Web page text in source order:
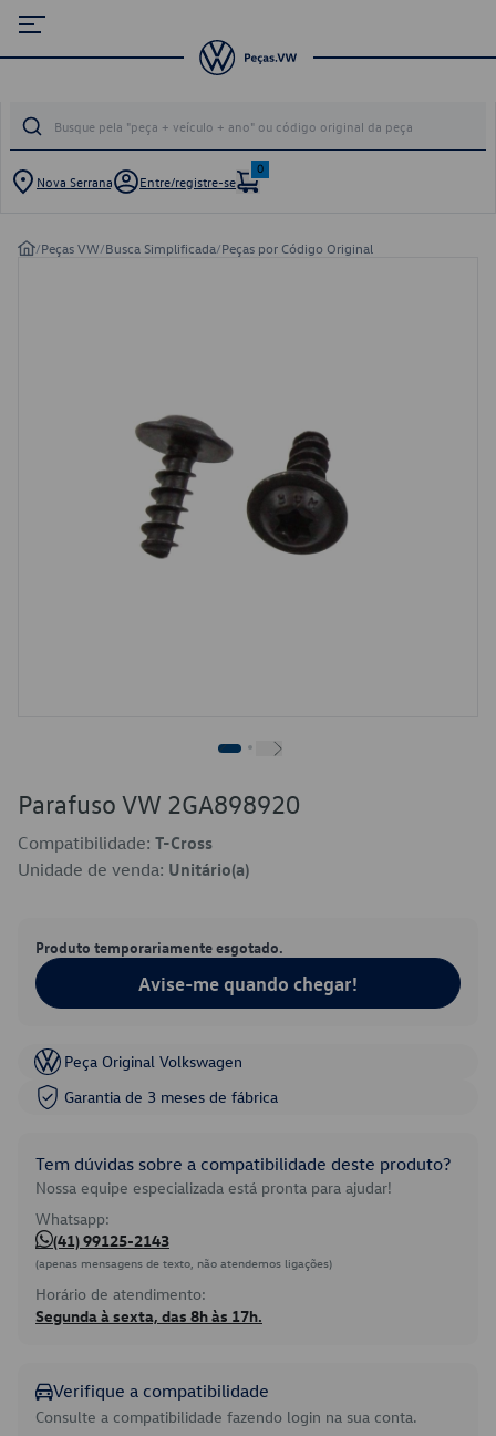
Nova Serrana Entre/registre-se
0
/Peças VW/Busca Simplificada/Peças por Código Original
Parafuso VW 2GA898920
Compatibilidade: T-Cross
Unidade de venda: Unitário(a)
Produto temporariamente esgotado.
Avise-me quando chegar!
Peça Original Volkswagen
Garantia de 3 meses de fábrica
Tem dúvidas sobre a compatibilidade deste produto?
Nossa equipe especializada está pronta para ajudar!
Whatsapp:
(41) 99125-2143
(apenas mensagens de texto, não atendemos ligações)
Horário de atendimento:
Segunda à sexta, das 8h às 17h.
Verifique a compatibilidade
Consulte a compatibilidade fazendo login na sua conta.